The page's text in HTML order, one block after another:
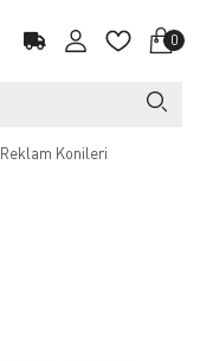
0
Reklam Konileri